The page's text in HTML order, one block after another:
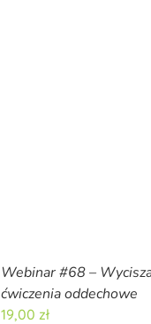
Webinar #68 –
ćwiczenia oddechowe
19,00 zł